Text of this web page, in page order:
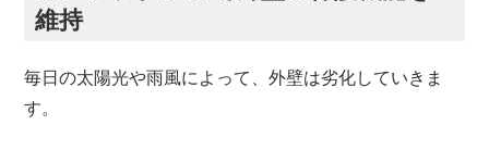
維持
毎日の太陽光や雨風によって、外壁は劣化していきま
す。